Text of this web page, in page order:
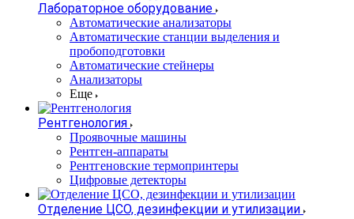
Лабораторное оборудование
Автоматические анализаторы
Автоматические станции выделения и
пробоподготовки
Автоматические стейнеры
Анализаторы
Еще
Рентгенология
Проявочные машины
Рентген-аппараты
Рентгеновские термопринтеры
Цифровые детекторы
Отделение ЦСО, дезинфекции и утилизации